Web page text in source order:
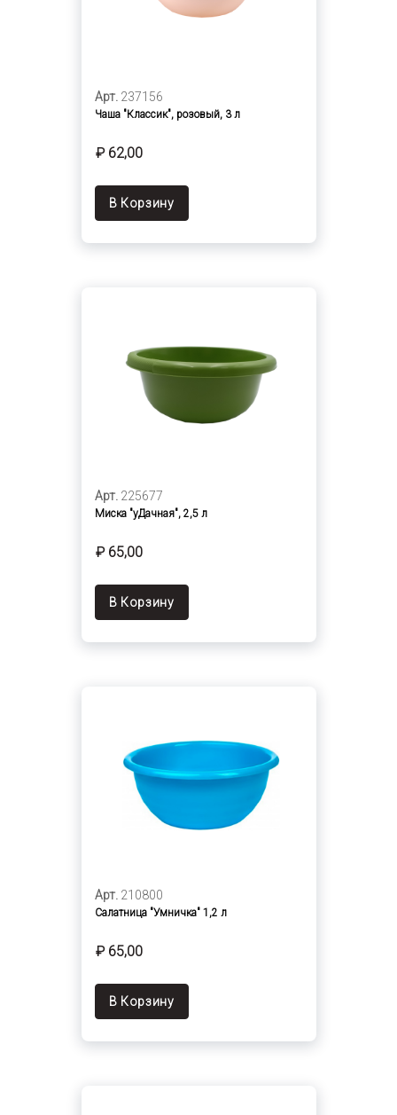
Арт. 237156
Чаша "Классик", розовый, 3 л
₽ 62,00
В Корзину
Арт. 225677
Миска "уДачная", 2,5 л
₽ 65,00
В Корзину
Арт. 210800
Салатница "Умничка" 1,2 л
₽ 65,00
В Корзину